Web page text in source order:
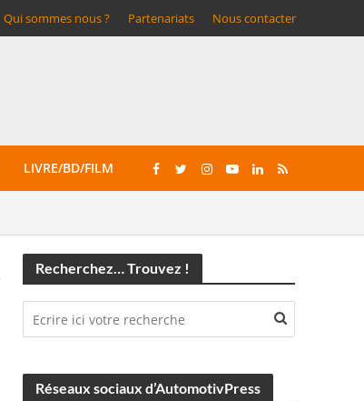
Qui sommes nous ? Partenariats Nous contacter
LIVRE/BD/FILM
Recherchez… Trouvez !
Réseaux sociaux d’AutomotivPress